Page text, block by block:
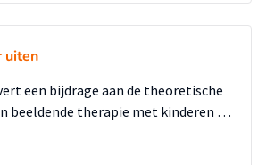
uiten
een bijdrage aan de theoretische
beeldende therapie met kinderen …